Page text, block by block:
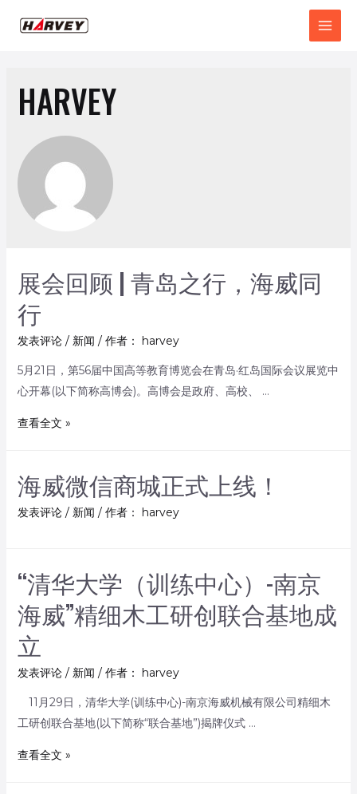
HARVEY
展会回顾 | 青岛之行，海威同
行
发表评论 / 新闻 / 作者： harvey
5月21日，第56届中国高等教育博览会在青岛·红岛国际会议展览中
心开幕(以下简称高博会)。高博会是政府、高校、 …
查看全文 »
海威微信商城正式上线！
发表评论 / 新闻 / 作者： harvey
“清华大学（训练中心）-南京
海威”精细木工研创联合基地成
立
发表评论 / 新闻 / 作者： harvey
11月29日，清华大学(训练中心)-南京海威机械有限公司精细木
工研创联合基地(以下简称“联合基地”)揭牌仪式 …
查看全文 »